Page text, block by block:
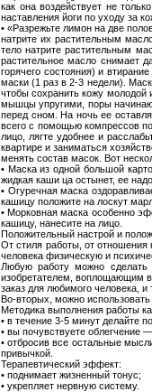
как она воздействует не
наставления йоги по уходу за
• «Разрежьте лимон на две
натрите их растительным
тело натрите растительным
растительное масло снимает
горячего состояния) и
маски (1 раз в 2-3 недели).
чтобы сохранить кожу молодой
мышцы упругими, поры
перед сном. На ночь ее
всего с помощью компрессов
лицо, лягте удобнее и
квартире и заниматься
менять состав масок. Вот
• Маска из одной большой
жидкая каши ца остынет, ее
• Огуречная маска
кашицу положите на лоскут
• Морковная маска особенно
кашицу, нанесите на лицо.
Положительный настрой и
От стиля работы, от отношения
человека физическую и
Любую работу можно сделать
изобретателем, воплощающим в
заказ для любимого человека, и
Во-вторых, можно
Методика выполнения работы
• в течение 3-5 минут делайте
• вы почувствуете облегчение
• отбросив все остальные
привычкой.
Терапевтический эффект:
• поднимает жизненный тонус;
• укрепляет нервную систему.